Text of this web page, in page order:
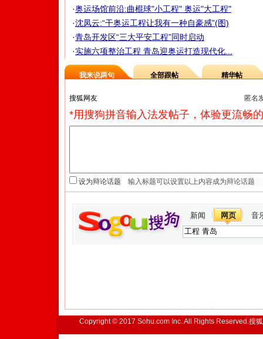
·奥运场馆前沿:曲棍球"小工程" 奥运"大工程"
·沈凤云:“干奥运工程让我有一种自豪感”(图)
·青岛开发区“三大平安工程”同时启动
·实施六项整治工程 青岛迎奥运打造现代化...
我来说两句 全部跟帖 精华帖
匿名
*用搜狗拼音输入法发帖子，体验更流畅
设为辩论话题
新闻 网页 音
Copyright © 2017 Sohu.com Inc. All Rights Reserved.搜